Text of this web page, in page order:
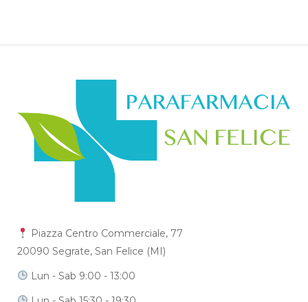
Piazza Centro Commerciale, 77
20090 Segrate, San Felice (MI)
Lun - Sab 9:00 - 13:00